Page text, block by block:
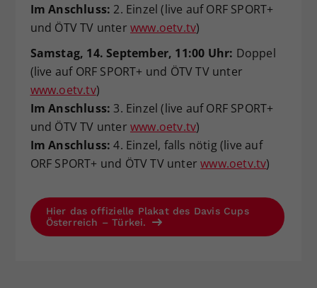
Im Anschluss: 2. Einzel (live auf ORF SPORT+
und ÖTV TV unter www.oetv.tv)
Samstag, 14. September, 11:00 Uhr: Doppel
(live auf ORF SPORT+ und ÖTV TV unter
www.oetv.tv)
Im Anschluss: 3. Einzel (live auf ORF SPORT+
und ÖTV TV unter www.oetv.tv)
Im Anschluss: 4. Einzel, falls nötig (live auf
ORF SPORT+ und ÖTV TV unterwww.oetv.tv)
Hier das offizielle Plakat des Davis Cups
Österreich – Türkei.